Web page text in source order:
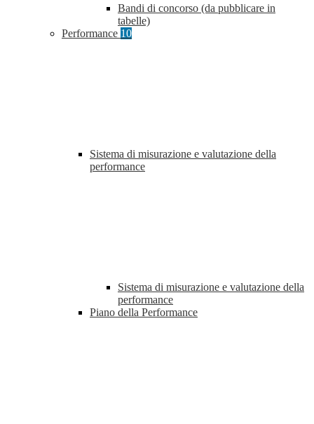
Bandi di concorso (da pubblicare in
tabelle)
Performance 10
Sistema di misurazione e valutazione della
performance
Sistema di misurazione e valutazione della
performance
Piano della Performance